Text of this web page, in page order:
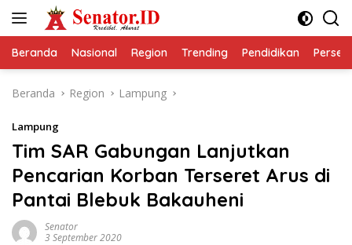
Beranda Nasional Region Trending Pendidikan
Beranda Region Lampung
Lampung
Tim SAR Gabungan Lanjutkan
Pencarian Korban Terseret Arus di
Pantai Blebuk Bakauheni
Senator
3 September 2020